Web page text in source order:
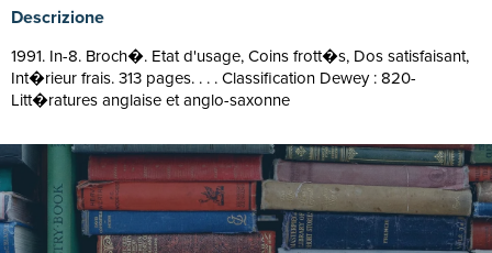
Descrizione
1991. In-8. Broch�. Etat d'usage, Coins frott�s, Dos satisfaisant,
Int�rieur frais. 313 pages. . . . Classification Dewey : 820-
Litt�ratures anglaise et anglo-saxonne